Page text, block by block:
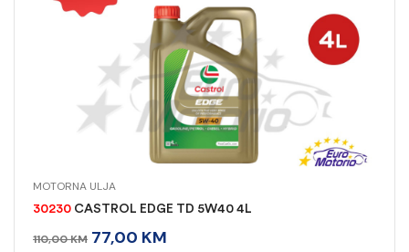
MOTORNA ULJA
30230 CASTROL EDGE TD 5W40 4L
110,00KM 77,00 KM